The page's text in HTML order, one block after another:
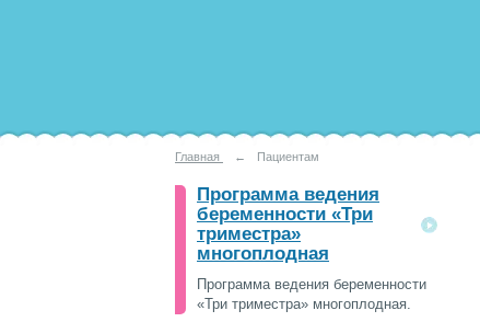
Главная ← Пациентам
Программа ведения
беременности «Три
триместра»
многоплодная
Программа ведения беременности
«Три триместра» многоплодная.